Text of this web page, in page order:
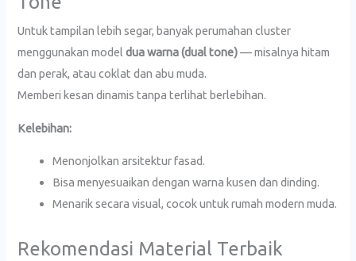
Untuk tampilan lebih segar, banyak perumahan cluster
menggunakan modeldua warna (dual tone)— misalnya hitam
dan perak, atau coklat dan abu muda.
Memberi kesan dinamis tanpa terlihat berlebihan.
Kelebihan:
Menonjolkan arsitektur fasad.
Bisa menyesuaikan dengan warna kusen dan dinding.
Menarik secara visual, cocok untuk rumah modern muda.
Rekomendasi Material Terbaik